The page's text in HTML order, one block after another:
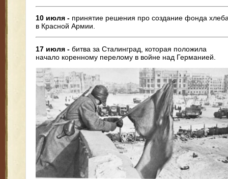
10 июля - принятие решения про создание фонда
в Красной Армии.
17 июля - битва за Сталинград, которая положила
начало коренному перелому в войне над Германией.